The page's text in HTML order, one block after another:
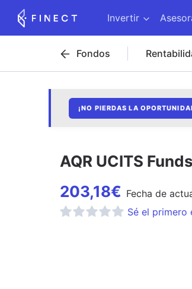
Invertir
Fondos
¡NO PIERDAS LA
AQR UCITS
203,18€ Fecha de
Sé el primero